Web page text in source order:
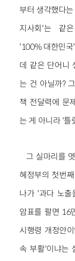
부터 생각했다
지사회'는 같
'100% 대한민
데 같은 단어니
는 건 아닐까?
책 전달력에 문
는 게 아니라 '틀
그 실마리를
혜정부의 첫번
나가 '과다 노출
암표를 팔면 16
시행령 개정안
속 부활'이냐는